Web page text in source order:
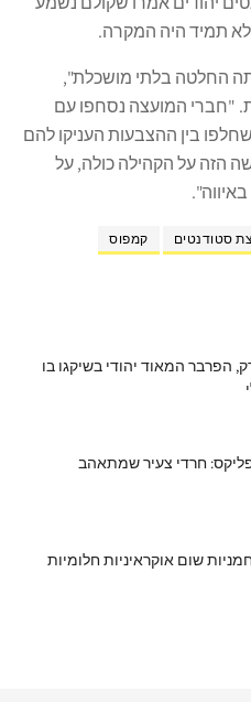
תמיד היה המקרה.
החלטה בלתי מושכלת",
"חברי המועצה נסחפו עם
בין ההצבעות העניקו להם
הזה על הקהילה כולה, על
סטודנטים קמפוס
הפרבר המאוד יהודי בשיקגו בו
חרדי צעיר שמתאהב
שום אוקראיניות חלומיות